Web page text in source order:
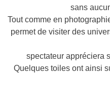
sans
Tout comme en
permet de visiter des
spectateur appréciera
Quelques toiles ont ainsi